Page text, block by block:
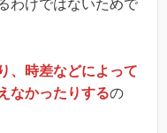
わけではないためで
、時差などによって
なかったりするの